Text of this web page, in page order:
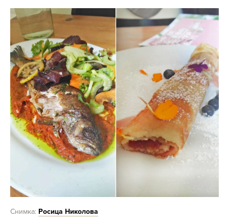
Снимка: Росица Николова